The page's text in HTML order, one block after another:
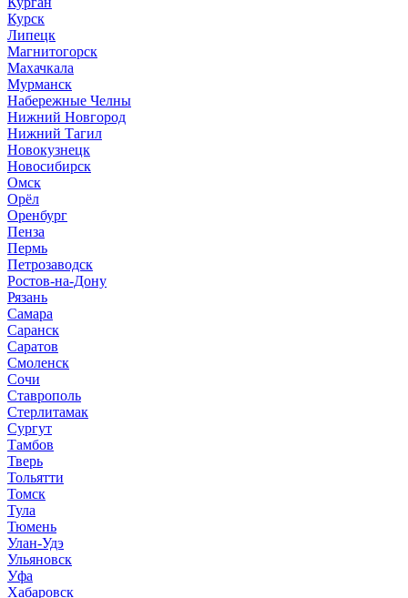
Курск
Липецк
Магнитогорск
Махачкала
Мурманск
Набережные Челны
Нижний Новгород
Нижний Тагил
Новокузнецк
Новосибирск
Омск
Орёл
Оренбург
Пенза
Пермь
Петрозаводск
Ростов-на-Дону
Рязань
Самара
Саранск
Саратов
Смоленск
Сочи
Ставрополь
Стерлитамак
Сургут
Тамбов
Тверь
Тольятти
Томск
Тула
Тюмень
Улан-Удэ
Ульяновск
Уфа
Хабаровск